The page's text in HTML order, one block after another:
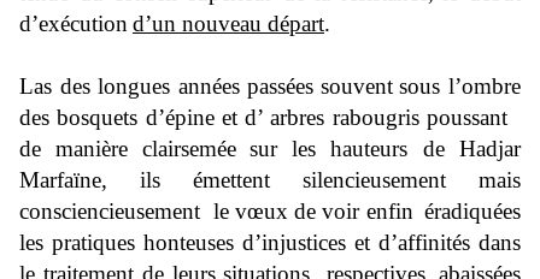
d’exécution d’un nouveau départ.
Las des longues années passées souvent sous l’ombre
des bosquets d’épine et d’ arbres rabougris poussant
de manière clairsemée sur les hauteurs de Hadjar
Marfaïne, ils émettent silencieusement mais
consciencieusement le vœux de voir enfin éradiquées
les pratiques honteuses d’injustices et d’affinités dans
le traitement de leurs situations respectives, abaissées